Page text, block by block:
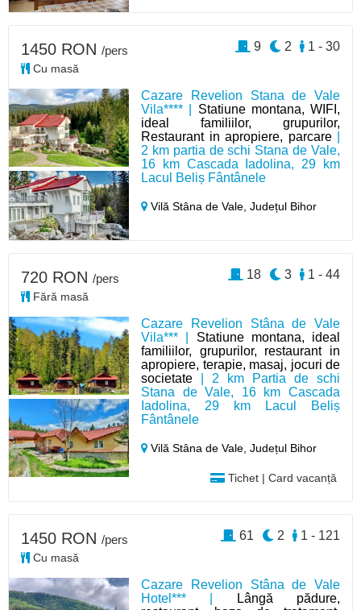
Cazare Revelion Stana de Vale
Vila**** | Statiune montana, WIFI,
ideal familiilor, grupurilor,
Restaurant in apropiere, parcare|
2 km partia de schi Stana de Vale,
16 km Cascada Iadolina, 29 km
Lacul Beliș Fântânele
Vilă Stâna de Vale,Județul Bihor
1450 RON /pers
Cu masă
1 - 30
2
9
Cazare Revelion Stâna de Vale
Vila*** | Statiune montana, ideal
familiilor, grupurilor, restaurant in
apropiere, terapie, masaj, jocuri de
societate | 2 km Partia de schi
Stana de Vale, 16 km Cascada
Iadolina, 29 km Lacul Beliș
Fântânele
Vilă Stâna de Vale,Județul Bihor
Tichet | Card vacanță
720 RON /pers
Fără masă
1 - 44
3
18
Cazare Revelion Stâna de Vale
Hotel*** |
Lângă pădure,
1450 RON /pers
Cu masă
1 - 121
2
61